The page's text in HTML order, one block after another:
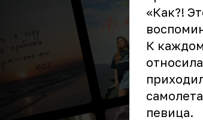
«Как?!
К
певица.